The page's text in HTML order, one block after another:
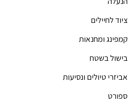
ציוד לחיילים
קמפינג ומחנאות
בישול בשטח
אביזרי טיולים ונסיעות
ספורט